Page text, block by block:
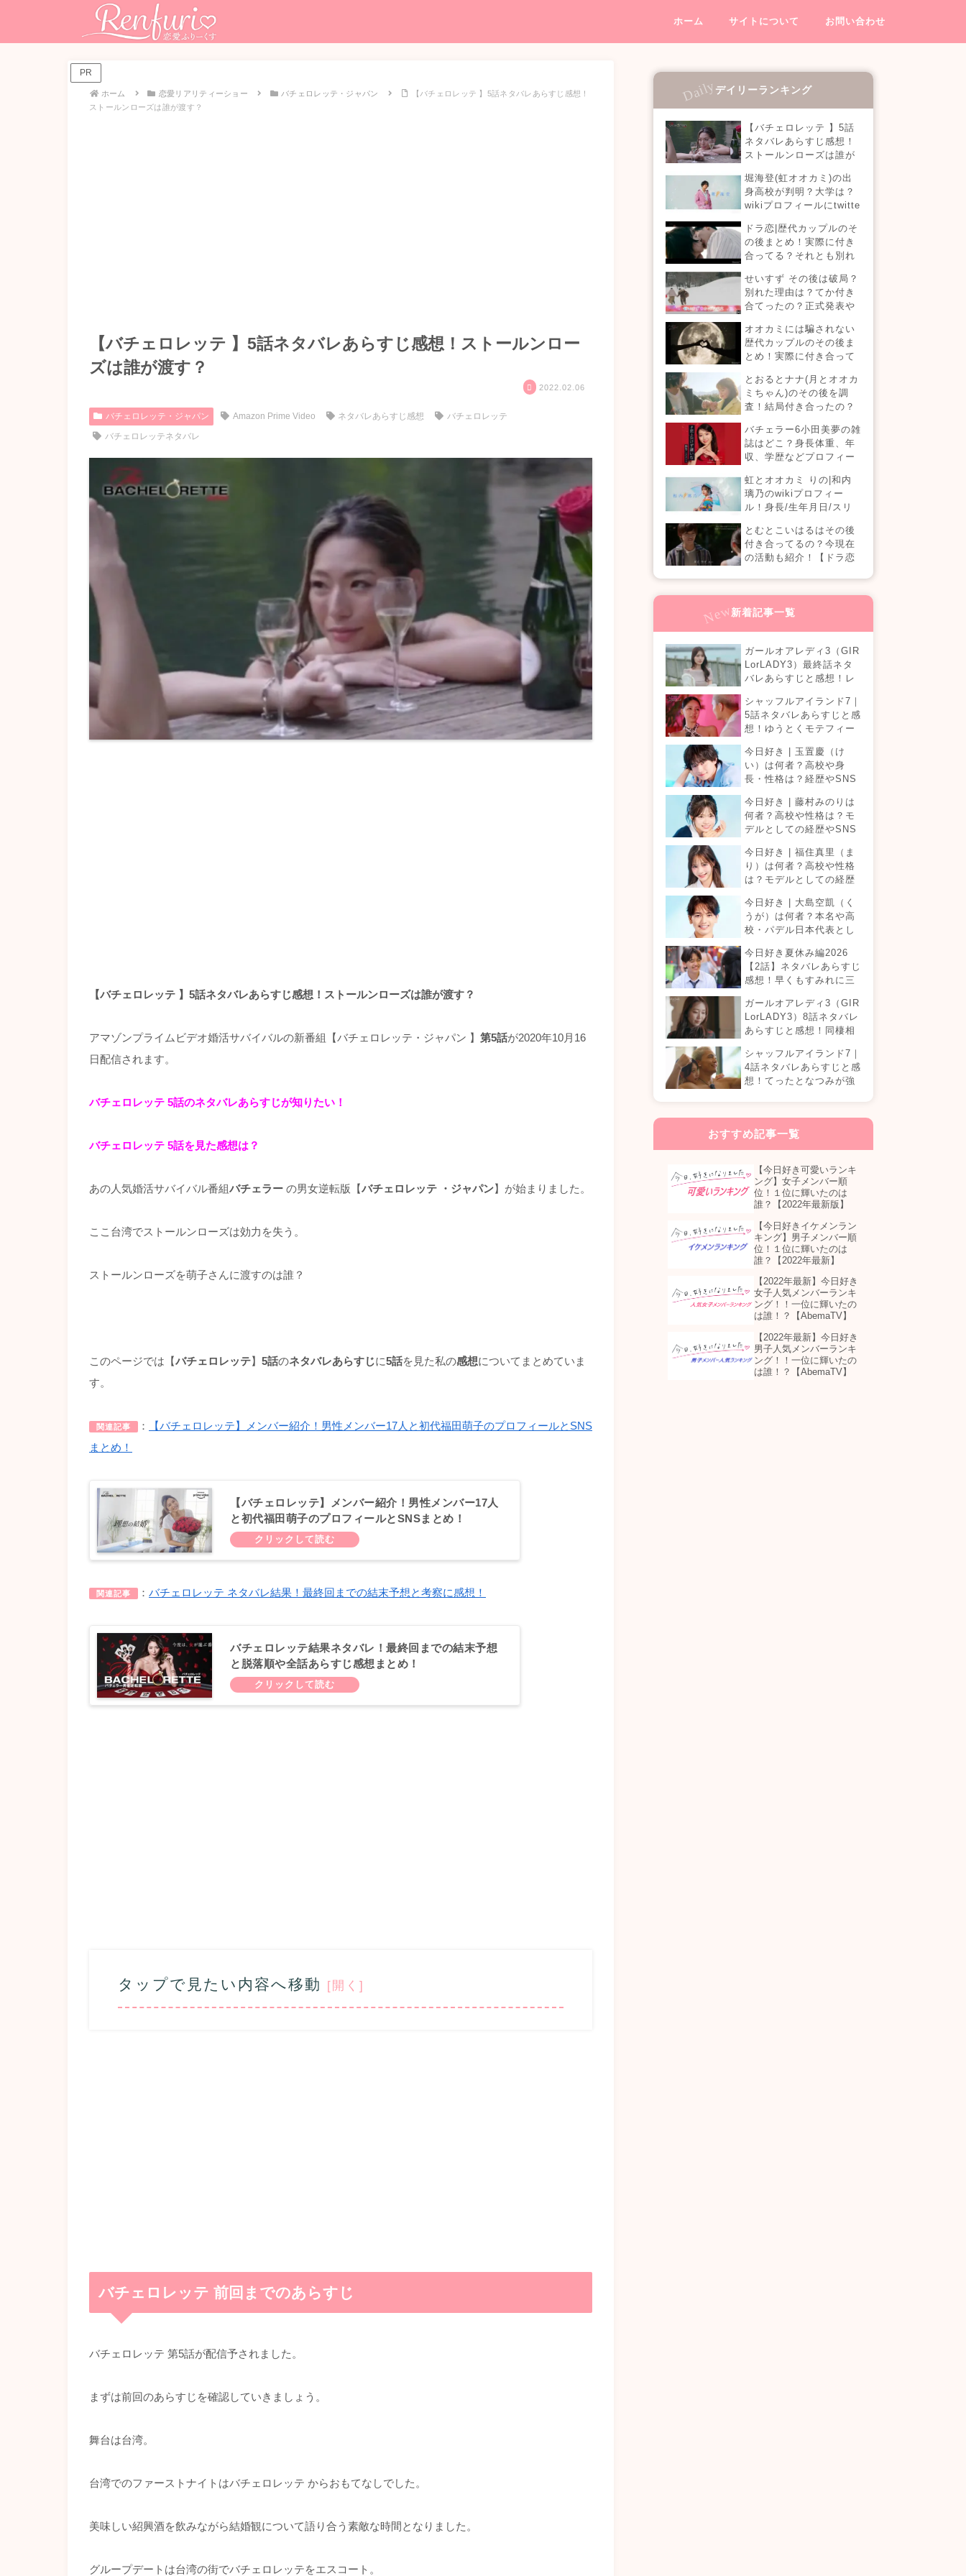
ホーム サイトについて お問い合わせ
PR
ホーム 恋愛リアリティーショー バチェロレッテ・ジャパン
【バチェロレッテ 】5話ネタバレあらすじ感想！
ストールンローズは誰が渡す？
【バチェロレッテ 】5話ネタバレあらすじ感想！ストールンロー
ズは誰が渡す？
2022.02.06
バチェロレッテ・ジャパン Amazon Prime Video ネタバレあらすじ感想
バチェロレッテ
バチェロレッテネタバレ
【バチェロレッテ 】5話ネタバレあらすじ感想！ストールンローズは誰が渡す？
アマゾンプライムビデオ婚活サバイバルの新番組【バチェロレッテ・ジャパン 】 第5話が2020年10月16
日配信されます。
バチェロレッテ 5話のネタバレあらすじが知りたい！
バチェロレッテ 5話を見た感想は？
あの人気婚活サバイバル番組バチェラー の男女逆転版【バチェロレッテ ・ジャパン】が始まりました。
ここ台湾でストールンローズは効力を失う。
ストールンローズを萌子さんに渡すのは誰？
このページでは【バチェロレッテ】 5話のネタバレあらすじに5話を見た私の感想についてまとめていま
す。
関連記事 ：
【バチェロレッテ】メンバー紹介！男性メンバー17人と初代福田萌子のプロフィールとSNS
まとめ！
【バチェロレッテ】メンバー紹介！男性メンバー17人
と初代福田萌子のプロフィールとSNSまとめ！
関連記事 ： バチェロレッテ ネタバレ結果！最終回までの結末予想と考察に感想！
バチェロレッテ結果ネタバレ！最終回までの結末予想
と脱落順や全話あらすじ感想まとめ！
タップで見たい内容へ移動
バチェロレッテ 前回までのあらすじ
バチェロレッテ 第5話が配信予されました。
まずは前回のあらすじを確認していきましょう。
舞台は台湾。
台湾でのファーストナイトはバチェロレッテ からおもてなしでした。
美味しい紹興酒を飲みながら結婚観について語り合う素敵な時間となりました。
グループデートは台湾の街でバチェロレッテをエスコート。
デイリーランキング
【バチェロレッテ 】5話
ネタバレあらすじ感想！
ストールンローズは誰が
堀海登(虹オオカミ)の出
身高校が判明？大学は？
wikiプロフィールにtwitte
オカミには騙されない】
ドラ恋|歴代カップルのそ
の後まとめ！実際に付き
合ってる？それとも別れ
【恋愛ドラマな恋がした
い】
せいすず その後は破局？
別れた理由は？てか付き
合てったの？正式発表や
オオカミには騙されない
歴代カップルのその後ま
とめ！実際に付き合って
現在の活動は？
とおるとナナ(月とオオカ
ミちゃん)のその後を調
査！結局付き合ったの？
バチェラー6小田美夢の雑
誌はどこ？身長体重、年
収、学歴などプロフィー
虹とオオカミ りの|和内
璃乃のwikiプロフィー
ル！身長/生年月日/スリ
とむとこいはるはその後
付き合ってるの？今現在
の活動も紹介！【ドラ恋
新着記事一覧
ガールオアレディ3（GIR
LorLADY3）最終話ネタ
バレあらすじと感想！レ
婚を考えた付き合いがで
きるのか？カップルは何
組誕生する？
シャッフルアイランド7｜
5話ネタバレあらすじと感
想！ゆうとくモテフィー
ったが暴走！？
今日好き | 玉置慶（け
い）は何者？高校や身
長・性格は？経歴やSNS
今日好き | 藤村みのりは
何者？高校や性格は？モ
デルとしての経歴やSNS
今日好き | 福住真里（ま
り）は何者？高校や性格
は？モデルとしての経歴
め！
今日好き | 大島空凱（く
うが）は何者？本名や高
校・パデル日本代表とし
ールまとめ！
今日好き夏休み編2026
【2話】ネタバレあらすじ
感想！早くもすみれに三
ルは生まれる？
ガールオアレディ3（GIR
LorLADY3）8話ネタバレ
あらすじと感想！同棲相
気持ちの変化は…？
シャッフルアイランド7｜
4話ネタバレあらすじと感
想！てったとなつみが強
おすすめ記事一覧
【今日好き可愛いランキ
ング】女子メンバー順
位！１位に輝いたのは
誰？【2022年最新版】
【今日好きイケメンラン
キング】男子メンバー順
位！１位に輝いたのは
誰？【2022年最新】
【2022年最新】今日好き
女子人気メンバーランキ
ング！！一位に輝いたの
は誰！？【AbemaTV】
【2022年最新】今日好き
男子人気メンバーランキ
ング！！一位に輝いたの
は誰！？【AbemaTV】